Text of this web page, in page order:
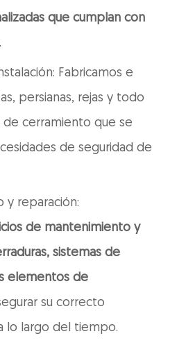
que cumplan con
Fabricamos e
persianas, rejas y todo
cerramiento que se
de seguridad de
y reparación:
de mantenimiento y
sistemas de
elementos de
su correcto
lo largo del tiempo.